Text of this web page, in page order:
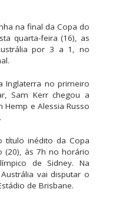
na final da Copa do
quarta-feira (16), as
por 3 a 1, no
Inglaterra no primeiro
Sam Kerr chegou a
Hemp e Alessia Russo
título inédito da Copa
(20), às 7h no horário
de Sidney. Na
vai disputar o
de Brisbane.